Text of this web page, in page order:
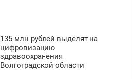
135 млн рублей выделят на
цифровизацию
здравоохранения
Волгоградской области